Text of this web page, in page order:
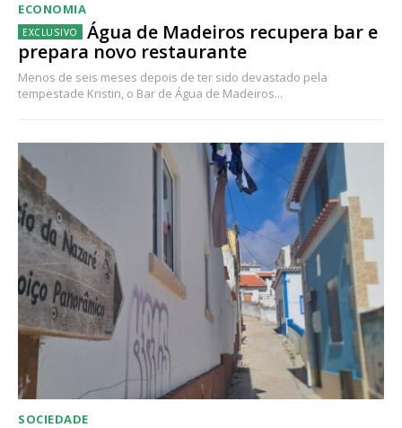
ECONOMIA
Água de Madeiros recupera bar e
prepara novo restaurante
Menos de seis meses depois de ter sido devastado pela
tempestade Kristin, o Bar de Água de Madeiros...
SOCIEDADE